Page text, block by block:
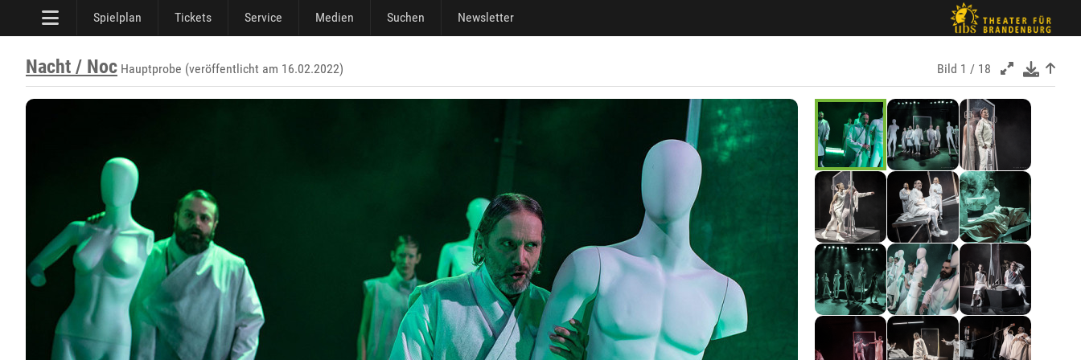
Spielplan Tickets Service Medien Suchen Newsletter
Nacht / Noc Hauptprobe (veröffentlicht am 16.02.2022) Bild 1 / 18